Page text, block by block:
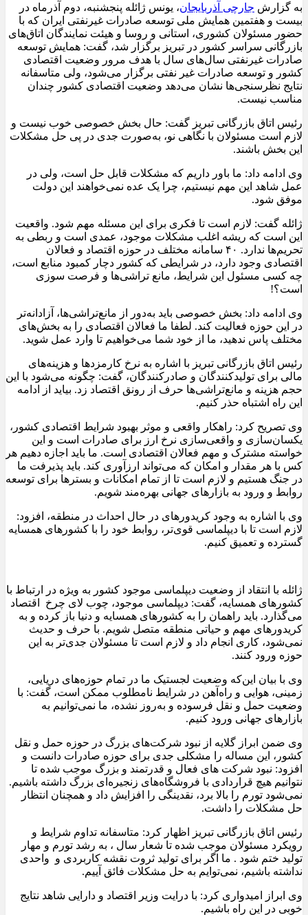
به گزارش جارچی آذربایجان، یونس ژائله پنجشنبه، دوم آذرماه در
بیست و هفتمین همایش ملی توسعه صادرات غیرنفتی ایران که با
حضور مسئولان کشوری، استانی و روسا و هیئت نمایندگان اتاق‌های
بازرگانی سراسر کشور در تبریز برگزار شد، گفت: همایش توسعه
صادرات غیرنفتی سال‌های سال با هدف مرور وضعیت اقتصادی
کشور و توسعه صادرات غیر نفتی برگزار می‌شود، ولی متاسفانه
نتایج نظرسنجی‌ها نشان می‌دهد وضعیت اقتصادی کشور چندان
مناسب نیست.
رئیس اتاق بازرگانی تبریز گفت: حال بخش خصوصی خوب نیست و
لازم است مسئولان با نگاهی نو، به‌صورت جدی در پی حل مشکلات
این بخش باشند.
وی ادامه داد: ما باور داریم که مشکلات قابل حل است، ولی در
عمل شاهد این مهم نیستیم، چرا یک عده نمی‌خواهند این دولت
موفق شود.
ژائله گفت: لازم است تا فکری برای این مسئله مهم شود. واقعیت
این است که ریشه اغلب مشکلات موجود، عمدی است و ربطی به
تحریم‌ها ندارد. ۴۰ سامانه مختلف در حوزه اقتصاد و فعالان
اقتصادی وجود دارد، در شرایطی که کشور دچار کمبود منابع است،
چه کسی مسئول این شرایط، مانع تراشی‌ها و فرصت سوزی
است؟!
وی ادامه داد: بخش خصوصی باید به‌دور از مانع‌تراشی‌ها، آزادانه‌تر
در این حوزه فعالیت کند. لطفا ما فعالان اقتصادی را به بخش‌های
مختلف پاس ندهید، ما از خود شما می‌خواهیم تا وارد عمل شوید.
رئیس اتاق بازرگانی تبریز با اشاره به نرخ کارمزدها و هزینه‌های
مالی برای تولیدکنندگان و صادرکنندگان، گفت: چگونه می‌شود با این
حجم هزینه و مانع‌تراشی‌ها حرف از رونق اقتصاد زد. بیاید از ادامه
این راه اشتباه حذر کنیم.
وی تصریح کرد: راهکار واقعی و موثر بهبود شرایط اقتصادی کشور،
یکسان‌سازی و واقعی‌سازی نرخ ارز برای صادرات است و این
خواسته مشترک و مهم فعالان اقتصادی است‌. ما باید اجازه دهیم هر
کس با هر مقدار و امکان که می‌تواند ارزآوری کند. باید پذیرفت ما
در جنگ هستیم و لازم است تا از تمام امکانات و بسترها برای توسعه
روابط و ورود به بازارهای جهانی بهره‌مند شویم.
وی با اشاره به وجود کریدورهای در حال احداث در منطقه، افزود:
لازم است تا با دیپلماسی قوی‌تر، روابط خود را با کشورهای همسایه
گسترده و تعمیق کنیم.
ژائله با انتقاد از وضعیت دیپلماسی موجود کشور به‌ ویژه در ارتباط با
کشورهای همسایه، گفت: دیپلماسی موجود، چوب لای چرخ اقتصاد
می‌گذارد. باید راهمان را به کشورهای همسایه و دنیا باز کرده و به
کریدورهای مهم و حیاتی منطقه متصل شویم. با حرف و حدیث
نمی‌شود، کاری انجام داد و لازم است تا مسئولان جدی‌تر به این
حوزه ورود کنند.
وی با بیان این‌که وضعیت لجستیک ما در تمام حوزه‌های دریایی،
زمینی، هوایی و راه‌آهن در شرایط نامطلوب ممکن است، گفت: با
وضعیت حمل و نقل فرسوده و به‌روز نشده، ما نمی‌توانیم به
بازارهای جهانی ورود کنیم.
وی ضمن ابراز گلایه از نبود شرکت‌های بزرگ در حوزه حمل و نقل
کشور، این مساله را مشکلی جدی برای حوزه صادرات دانست و
افزود: نبود شرکت‌ های فعال و قدرتمند و بزرگ موجب شده تا
نتوانیم هیچ قراردادی با فروشگاه‌های زنجیره‌ای بزرگ داشته باشیم.
نمی‌شود تورم را بالا برد، نقدینگی را افزایش داد و همچنان انتظار
حل مشکلات را داشت.
رئیس اتاق بازرگانی تبریز اظهار کرد: متاسفانه تداوم شرایط و
رویکرد مسئولان موجب شده تا شعار سال ، به رشد تورم و مهار
تولید ختم شود . ما اگر برای تولید ثروت نقشه کاربردی و واحدی
نداشته باشیم، نمی‌توایم به حل مشکلات فائق آییم‌.
وی ابراز امیدواری کرد: با درایت وزیر اقتصاد و دارایی شاهد نتایج
خوبی در این راه باشیم.